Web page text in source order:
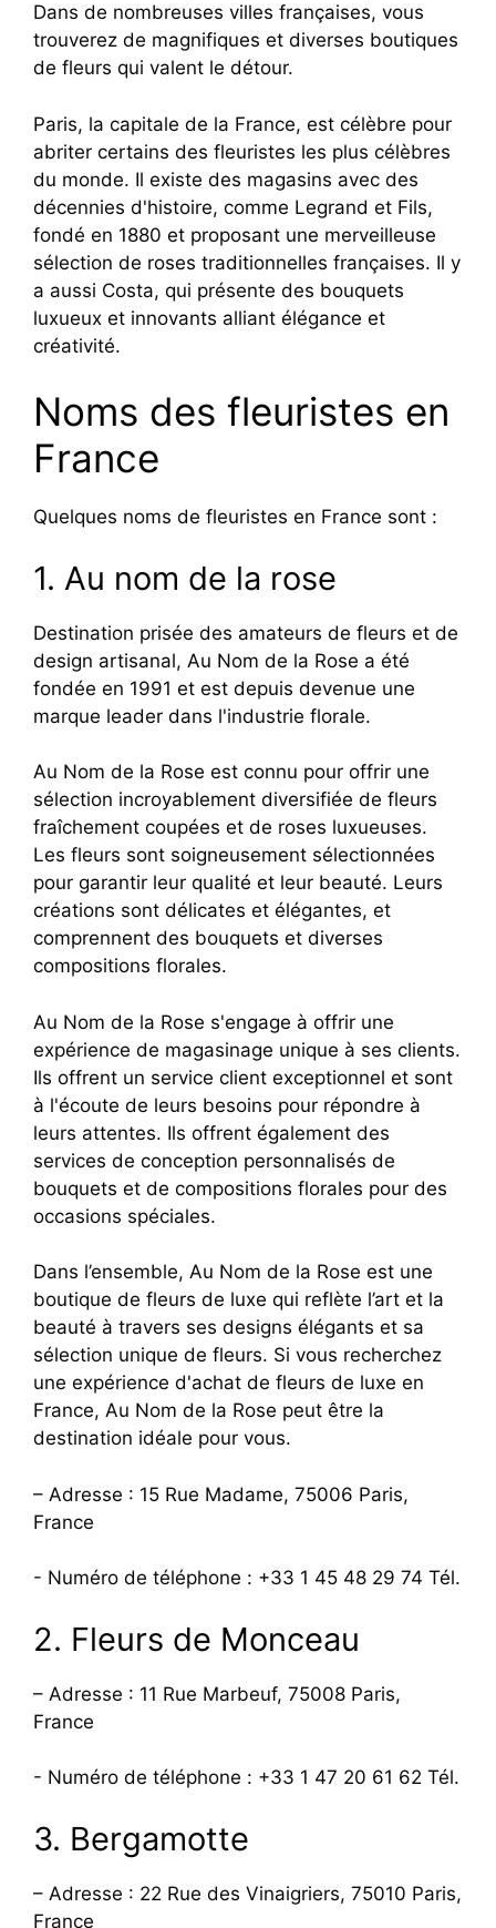
Dans de nombreuses villes françaises, vous
trouverez de magnifiques et diverses boutiques
de fleurs qui valent le détour.
Paris, la capitale de la France, est célèbre pour
abriter certains des fleuristes les plus célèbres
du monde. Il existe des magasins avec des
décennies d'histoire, comme Legrand et Fils,
fondé en 1880 et proposant une merveilleuse
sélection de roses traditionnelles françaises. Il y
a aussi Costa, qui présente des bouquets
luxueux et innovants alliant élégance et
créativité.
Noms des fleuristes en
France
Quelques noms de fleuristes en France sont :
1. Au nom de la rose
Destination prisée des amateurs de fleurs et de
design artisanal, Au Nom de la Rose a été
fondée en 1991 et est depuis devenue une
marque leader dans l'industrie florale.
Au Nom de la Rose est connu pour offrir une
sélection incroyablement diversifiée de fleurs
fraîchement coupées et de roses luxueuses.
Les fleurs sont soigneusement sélectionnées
pour garantir leur qualité et leur beauté. Leurs
créations sont délicates et élégantes, et
comprennent des bouquets et diverses
compositions florales.
Au Nom de la Rose s'engage à offrir une
expérience de magasinage unique à ses clients.
Ils offrent un service client exceptionnel et sont
à l'écoute de leurs besoins pour répondre à
leurs attentes. Ils offrent également des
services de conception personnalisés de
bouquets et de compositions florales pour des
occasions spéciales.
Dans l’ensemble, Au Nom de la Rose est une
boutique de fleurs de luxe qui reflète l’art et la
beauté à travers ses designs élégants et sa
sélection unique de fleurs. Si vous recherchez
une expérience d'achat de fleurs de luxe en
France, Au Nom de la Rose peut être la
destination idéale pour vous.
– Adresse : 15 Rue Madame, 75006 Paris,
France
- Numéro de téléphone : +33 1 45 48 29 74 Tél.
2. Fleurs de Monceau
– Adresse : 11 Rue Marbeuf, 75008 Paris,
France
- Numéro de téléphone : +33 1 47 20 61 62 Tél.
3. Bergamotte
– Adresse : 22 Rue des Vinaigriers, 75010 Paris,
France